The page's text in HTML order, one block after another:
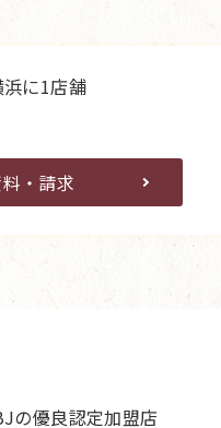
に1店舗
・請求
の優良認定加盟店